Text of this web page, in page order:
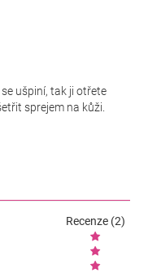
ušpiní, tak ji otřete
sprejem na kůži.
Recenze (2)